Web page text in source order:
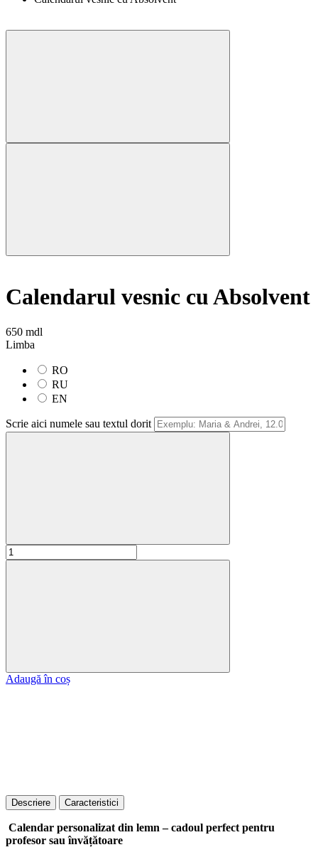
Calendarul vesnic cu Absolvent
650 mdl
Limba
RO
RU
EN
Scrie aici numele sau textul dorit
Adaugă în coș
Descriere Caracteristici
Calendar personalizat din lemn – cadoul perfect pentru
profesor sau învățătoare